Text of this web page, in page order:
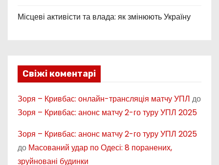
Місцеві активісти та влада: як змінюють Україну
Свіжі коментарі
Зоря – Кривбас: онлайн-трансляція матчу УПЛ до
Зоря – Кривбас: анонс матчу 2-го туру УПЛ 2025
Зоря – Кривбас: анонс матчу 2-го туру УПЛ 2025
до Масований удар по Одесі: 8 поранених,
зруйновані будинки